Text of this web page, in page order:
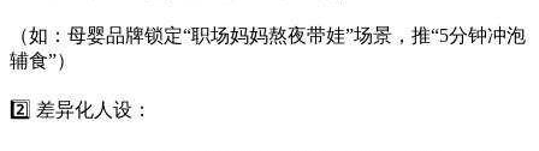
（如：母婴品牌锁定“职场妈妈熬夜带娃”场景，推“5分钟冲泡
辅食”）
2️⃣ 差异化人设：